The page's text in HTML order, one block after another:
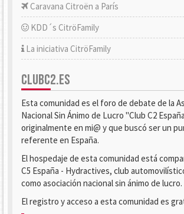
Caravana Citroën a París
KDD´s CitröFamily
La iniciativa CitröFamily
CLUBC2.ES
Esta comunidad es el foro de debate de la
Nacional Sin Ánimo de Lucro "Club C2
originalmente en mi@ y que buscó ser un
referente en España.
El hospedaje de esta comunidad está
C5 España - Hydractives, club
como asociación nacional sin ánimo de lucro.
El registro y acceso a esta comunidad es